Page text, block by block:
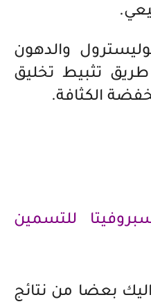
والدهون
طريق تثبيط تخليق
الكثافة.
للتسمين
بعضا من نتائج